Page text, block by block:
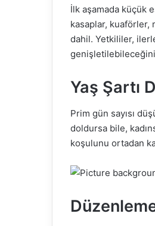
İlk aşamada küçük
kasaplar, kuaförler,
dahil. Yetkililer,
Yaş Şartı
Prim gün sayısı
doldursa bile,
koşulunu ortadan